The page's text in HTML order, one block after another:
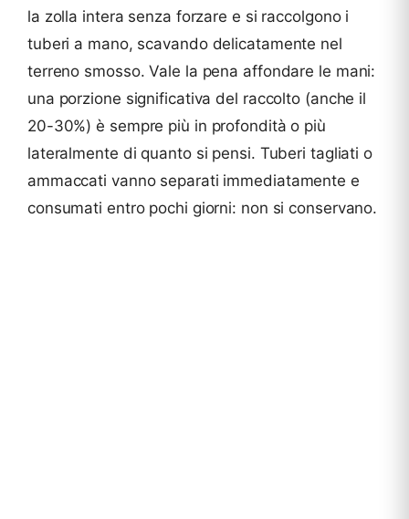
la zolla intera senza forzare e si raccolgono i
tuberi a mano, scavando delicatamente nel
terreno smosso. Vale la pena affondare le mani:
una porzione significativa del raccolto (anche il
20-30%) è sempre più in profondità o più
lateralmente di quanto si pensi. Tuberi tagliati o
ammaccati vanno separati immediatamente e
consumati entro pochi giorni: non si conservano.